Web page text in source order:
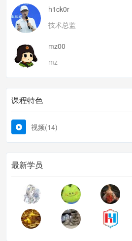
h1ck0r
技术总监
mz00
mz
课程特色
视频(14)
最新学员